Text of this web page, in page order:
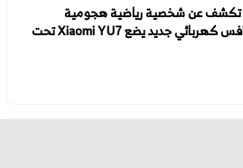
فويا Chase S الجديدة 2026 تكشف عن شخصية رياضية هجومية
وتقنيات هواوي ADS 5.. منافس كهربائي جديد يضع Xiaomi YU7 تحت